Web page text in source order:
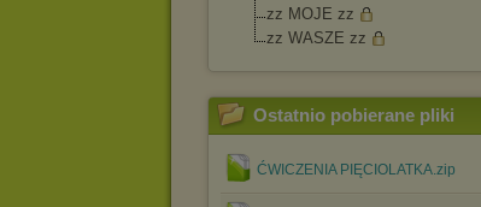
zz MOJE zz
zz WASZE zz
Ostatnio pobierane pliki
ĆWICZENIA PIĘCIOLATKA.zip